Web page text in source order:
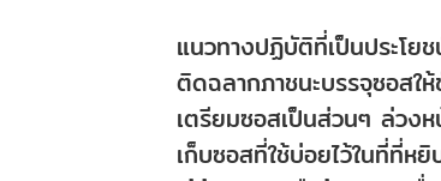
แนวทางปฏิบัติที่เป็นประโย
ติดฉลากภาชนะบรรจุซอสให้
เตรียมซอสเป็นส่วนๆ ล่วงห
เก็บซอสที่ใช้บ่อยไว้ในที่ที่หยิ